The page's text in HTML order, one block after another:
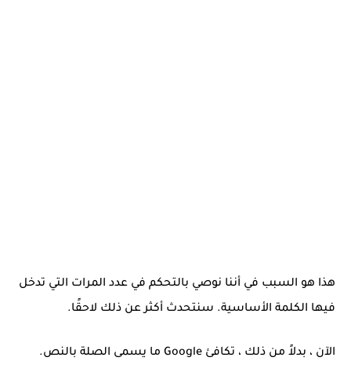
هذا هو السبب في أننا نوصي بالتحكم في عدد المرات التي تدخل
فيها الكلمة الأساسية. سنتحدث أكثر عن ذلك لاحقًا.
الآن ، بدلاً من ذلك ، تكافئ Google ما يسمى الصلة بالنص.